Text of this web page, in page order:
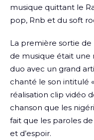
musique quittant le
pop, Rnb et du soft
La première sortie de
de musique était une
duo avec un grand
chanté le son intitulé «
réalisation clip vidéo
chanson que les
fait que les paroles
et d’espoir.